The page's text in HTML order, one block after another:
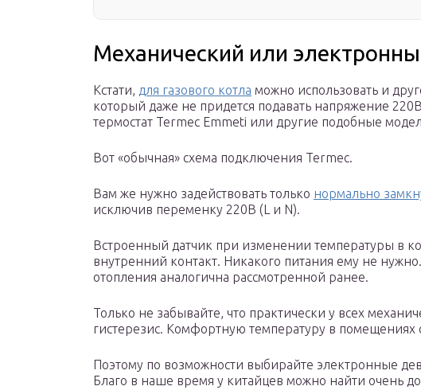
Механический или
Кстати, для газового котла можно использовать и
который даже не придется подавать напряжение
термостат Termec Emmeti или другие подобные
Вот «обычная» схема подключения Termec.
Вам же нужно задействовать только нормально
исключив переменку 220В (L и N).
Встроенный датчик при изменении температуры в
внутренний контакт. Никакого питания ему не
отопления аналогична рассмотренной ранее.
Только не забывайте, что практически у всех
гистерезис. Комфортную температуру в
Поэтому по возможности выбирайте электронные
Благо в наше время у китайцев можно найти очень